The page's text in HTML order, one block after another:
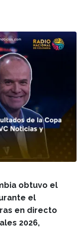
obtuvo el
el
en directo
2026,